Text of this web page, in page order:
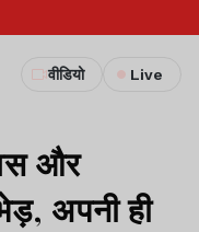
वीडियो Live
और
अपनी ही